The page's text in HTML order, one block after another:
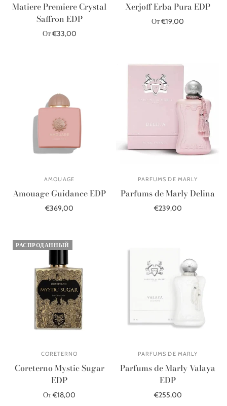
Matiere Premiere Crystal
Saffron EDP
От €33,00
Xerjoff Erba Pura EDP
От €19,00
AMOUAGE
Amouage Guidance EDP
€369,00
PARFUMS DE MARLY
Parfums de Marly Delina
€239,00
РАСПРОДАННЫЙ
CORETERNO
Coreterno Mystic Sugar
EDP
От €18,00
PARFUMS DE MARLY
Parfums de Marly Valaya
EDP
€255,00